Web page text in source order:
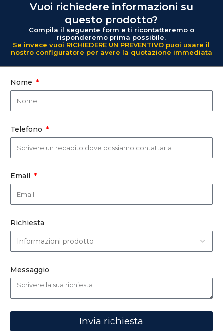
Vuoi richiedere informazioni su
questo prodotto?
Compila il seguente form e ti ricontatteremo o
risponderemo prima possibile.
Se invece vuoi RICHIEDERE UN PREVENTIVO puoi usare il
nostro configuratore per avere la quotazione immediata
Nome
Telefono
Email
Richiesta
Messaggio
Invia richiesta